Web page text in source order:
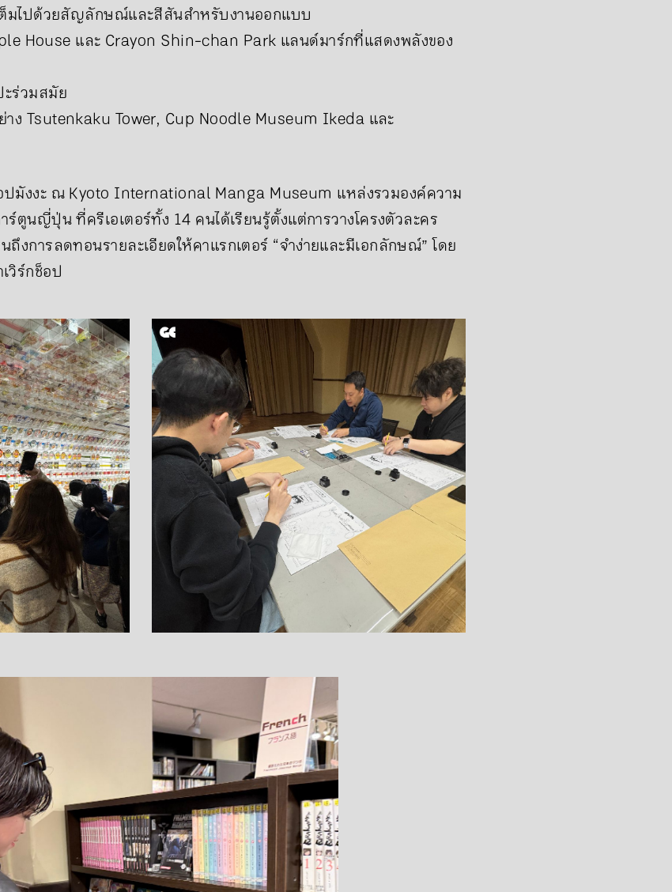
มไปด้วยสัญลักษณ์และสีสันสำหรับงานออกแบบ
House และ Crayon Shin-chan Park แลนด์มาร์กที่แสดงพลังของ
ร่วมสมัย
ง Tsutenkaku Tower, Cup Noodle Museum Ikeda และ
ปมังงะ ณ Kyoto International Manga Museum แหล่งรวมองค์ความ
ตูนญี่ปุ่น ที่ครีเอเตอร์ทั้ง 14 คนได้เรียนรู้ตั้งแต่การวางโครงตัวละคร
ถึงการลดทอนรายละเอียดให้คาแรกเตอร์ “จำง่ายและมีเอกลักษณ์” โดย
วิร์กช็อป